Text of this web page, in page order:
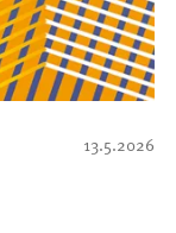
13.5.2026